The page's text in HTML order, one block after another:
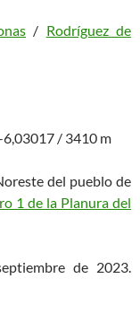
/ Rodríguez de
/ 3410 m
del pueblo de
1 de la Planura del
de 2023.